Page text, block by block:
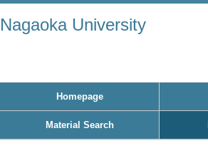
Nagaoka University
Homepage
Material Search